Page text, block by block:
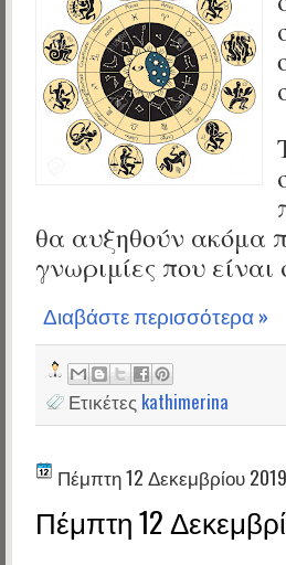
θα αυξηθούν ακόμα
γνωριμίες που
Διαβάστε περισσότερα »
Ετικέτες kathimerina
Πέμπτη 12 Δεκεμβρίου 2019
Πέμπτη 12